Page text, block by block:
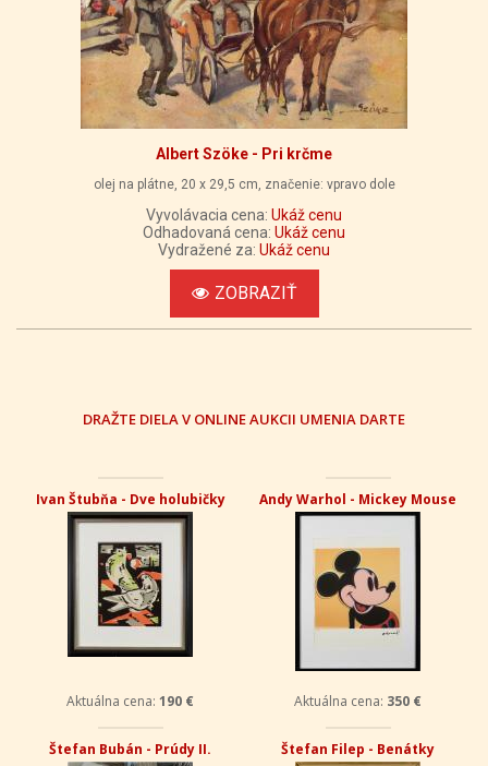
Albert Szöke - Pri krčme
olej na plátne, 20 x 29,5 cm, značenie: vpravo dole
Vyvolávacia cena: Ukáž cenu
Odhadovaná cena: Ukáž cenu
Vydražené za: Ukáž cenu
ZOBRAZIŤ
DRAŽTE DIELA V ONLINE AUKCII UMENIA DARTE
Ivan Štubňa - Dve holubičky
Aktuálna cena: 190 €
Andy Warhol - Mickey Mouse
Aktuálna cena: 350 €
Štefan Bubán - Prúdy II. Štefan Filep - Benátky